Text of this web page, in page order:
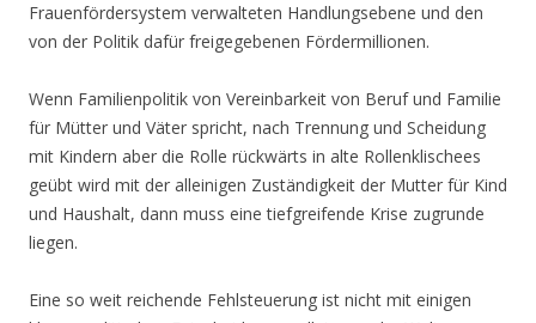
Frauenfördersystem verwalteten Handlungsebene und den
von der Politik dafür freigegebenen Fördermillionen.
Wenn Familienpolitik von Vereinbarkeit von Beruf und Familie
für Mütter und Väter spricht, nach Trennung und Scheidung
mit Kindern aber die Rolle rückwärts in alte Rollenklischees
geübt wird mit der alleinigen Zuständigkeit der Mutter für Kind
und Haushalt, dann muss eine tiefgreifende Krise zugrunde
liegen.
Eine so weit reichende Fehlsteuerung ist nicht mit einigen